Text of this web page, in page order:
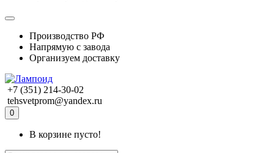
Производство РФ
Напрямую с завода
Организуем доставку
+7 (351) 214-30-02
tehsvetprom@yandex.ru
0
В корзине пусто!